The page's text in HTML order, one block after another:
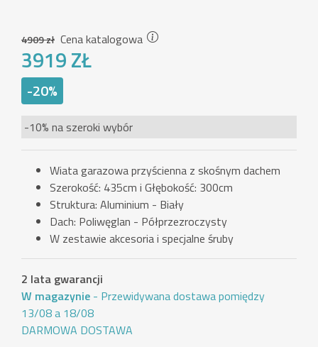
4909 zł Cena katalogowa
3919 ZŁ
-20%
-10% na szeroki wybór
Wiata garazowa przyścienna z skośnym dachem
Szerokość: 435cm i Głębokość: 300cm
Struktura: Aluminium - Biały
Dach: Poliwęglan - Półprzezroczysty
W zestawie akcesoria i specjalne śruby
2 lata gwarancji
W magazynie - Przewidywana dostawa pomiędzy
13/08 a 18/08
DARMOWA DOSTAWA